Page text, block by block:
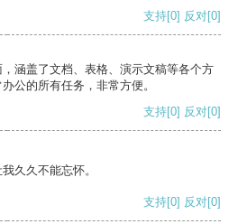
支持[0] 反对[0]
涵盖了文档、表格、演示文稿等各个方
公的所有任务，非常方便。
支持[0] 反对[0]
久久不能忘怀。
支持[0] 反对[0]